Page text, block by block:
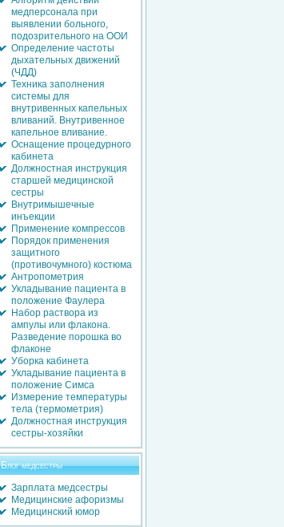
медперсонала при
выявлении больного,
подозрительного на ООИ
Определение частоты
дыхательных движений
(ЧДД)
Техника заполнения
системы для
внутривенных капельных
вливаний. Внутривенное
капельное вливание.
Оснащение процедурного
кабинета
Должностная инструкция
старшей медицинской
сестры
Внутримышечные
инъекции
Применение компрессов
Порядок применения
защитного
(противочумного) костюма
Антропометрия
Укладывание пациента в
положение Фаулера
Набор раствора из
ампулы или флакона.
Разведение порошка во
флаконе
Уборка кабинета
Укладывание пациента в
положение Симса
Измерение температуры
тела (термометрия)
Должностная инструкция
сестры-хозяйки
Блог медсестры
Зарплата медсестры
Медицинские афоризмы
Медицинский юмор